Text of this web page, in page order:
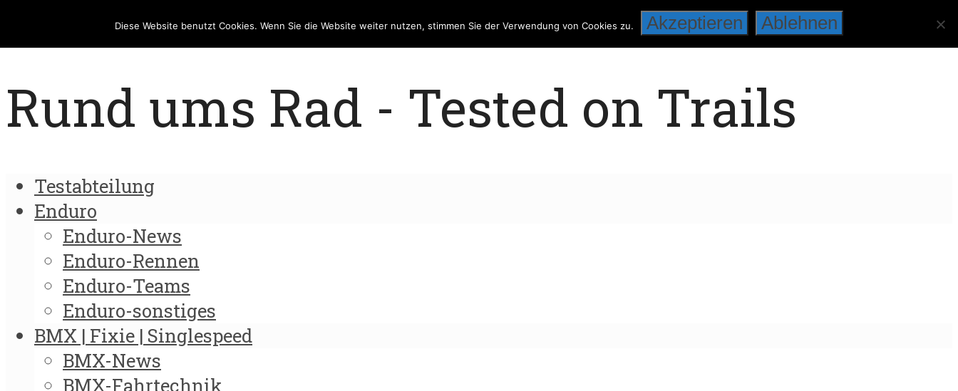
Rund ums Rad - Tested on Trails
Testabteilung
Enduro
Enduro-News
Enduro-Rennen
Enduro-Teams
Enduro-sonstiges
BMX | Fixie | Singlespeed
BMX-News
BMX-Fahrtechnik
Diese Website benutzt Cookies. Wenn Sie die Website weiter nutzen, stimmen Sie der Verwendung von Cookies zu. Akzeptieren Ablehnen